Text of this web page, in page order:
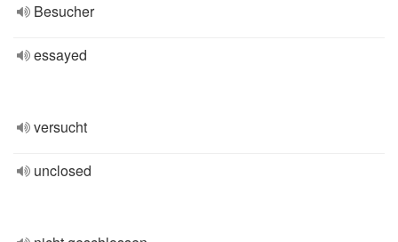
Besucher
essayed
versucht
unclosed